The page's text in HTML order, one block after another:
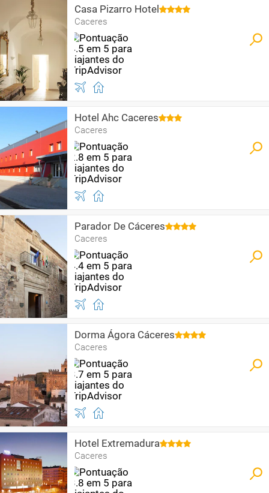
Casa Pizarro Hotel
Caceres
Hotel Ahc Caceres
Caceres
Parador De Cáceres
Caceres
Dorma Ágora Cáceres
Caceres
Hotel Extremadura
Caceres